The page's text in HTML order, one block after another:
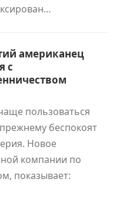
американец
с
пользоваться
беспокоят
Новое
компании по
показывает: